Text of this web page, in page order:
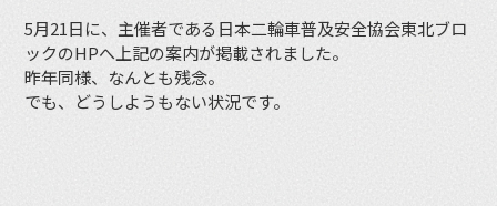
5月21日に、主催者である日本二輪車普及安全協会東北ブロ
ックのHPへ上記の案内が掲載されました。
昨年同様、なんとも残念。
でも、どうしようもない状況です。